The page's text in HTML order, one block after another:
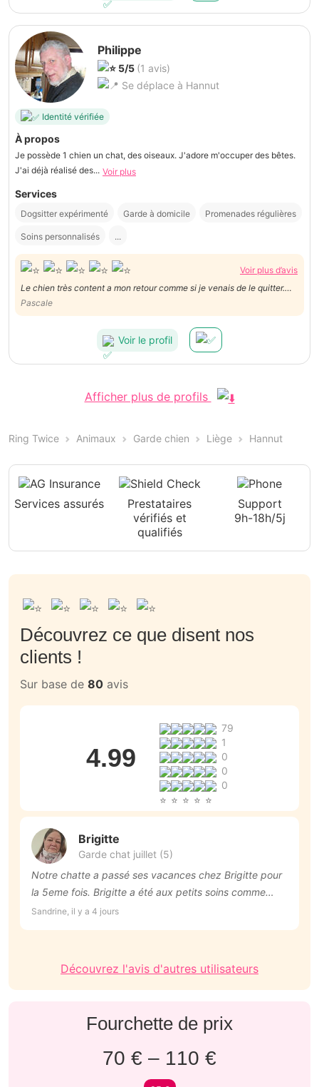
Philippe
5/5 (1 avis)
Se déplace à Hannut
Identité vérifiée
À propos
Je possède 1 chien un chat, des oiseaux. J'adore m'occuper des bêtes.
J'ai déjà réalisé des... Voir plus
Services
Dogsitter expérimenté Garde à domicile Promenades régulières
Soins personnalisés ...
Voir plus d’avis
Le chien très content a mon retour comme si je venais de le quitter.
Ballades et gentillesse font la différence.
Pascale
Voir le profil
Afficher plus de profils
Ring Twice Animaux Garde chien Liège Hannut
Services assurés
Prestataires
vérifiés et
qualifiés
Support
9h-18h/5j
Découvrez ce que disent nos
clients !
Sur base de 80 avis
4.99
79
1
0
0
0
Brigitte
Garde chat juillet (5)
Notre chatte a passé ses vacances chez Brigitte pour
la 5eme fois. Brigitte a été aux petits soins comme
d'habitude. Nous avons aussi reçu des photos
Sandrine, il y a 4 jours
Découvrez l'avis d'autres utilisateurs
Fourchette de prix
70 € – 110 €